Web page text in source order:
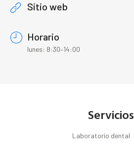
Sitio web
Horario
lunes: 8:30–14:00
Servicios
Laboratorio dental